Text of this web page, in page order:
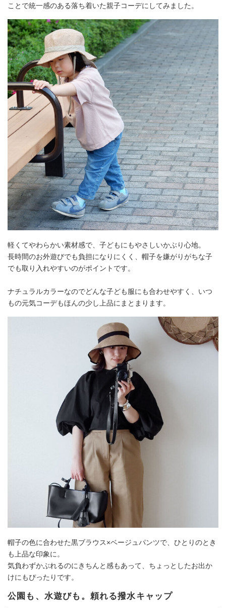
ことで統一感のある落ち着いた親子コーデにしてみました。
軽くてやわらかい素材感で、子どもにもやさしいかぶり心地。
長時間のお外遊びでも負担になりにくく、帽子を嫌がりがちな子
でも取り入れやすいのがポイントです。
ナチュラルカラーなのでどんな子ども服にも合わせやすく、いつ
もの元気コーデもほんの少し上品にまとまります。
帽子の色に合わせた黒ブラウス×ベージュパンツで、ひとりのとき
も上品な印象に。
気負わずかぶれるのにきちんと感もあって、ちょっとしたお出か
けにもぴったりです。
公園も、水遊びも。頼れる撥水キャップ